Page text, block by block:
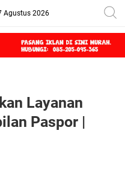
Agustus 2026
Layanan
Paspor |